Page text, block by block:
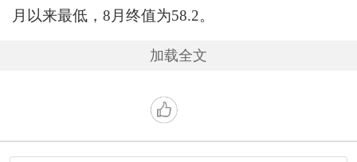
月以来最低，8月终值为58.2。
加载全文